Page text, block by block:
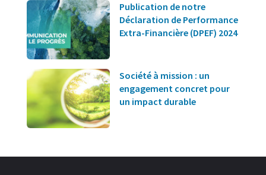
Publication de notre
Déclaration de Performance
Extra-Financière (DPEF) 2024
Société à mission : un
engagement concret pour
un impact durable